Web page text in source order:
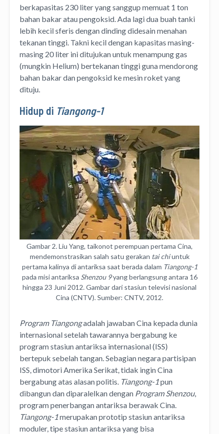
berkapasitas 230 liter yang sanggup memuat 1 ton
bahan bakar atau pengoksid. Ada lagi dua buah tanki
lebih kecil sferis dengan dinding didesain menahan
tekanan tinggi. Takni kecil dengan kapasitas masing-
masing 20 liter ini ditujukan untuk menampung gas
(mungkin Helium) bertekanan tinggi guna mendorong
bahan bakar dan pengoksid ke mesin roket yang
dituju.
Hidup di Tiangong-1
Gambar 2. Liu Yang, taikonot perempuan pertama Cina,
mendemonstrasikan salah satu gerakan tai chiuntuk
pertama kalinya di antariksa saat berada dalam Tiangong-1
pada misi antariksa Shenzou 9yang berlangsung antara 16
hingga 23 Juni 2012. Gambar dari stasiun televisi nasional
Cina (CNTV). Sumber: CNTV, 2012.
Program Tiangongadalah jawaban Cina kepada dunia
internasional setelah tawarannya bergabung ke
program stasiun antariksa internasional (ISS)
bertepuk sebelah tangan. Sebagian negara partisipan
ISS, dimotori Amerika Serikat, tidak ingin Cina
bergabung atas alasan politis. Tiangong-1pun
dibangun dan diparalelkan dengan Program Shenzou,
program penerbangan antariksa berawak Cina.
Tiangong-1merupakan prototip stasiun antariksa
moduler, tipe stasiun antariksa yang bisa